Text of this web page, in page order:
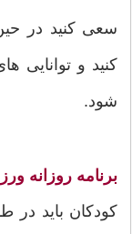
سعی کنید در
کنید و توانایی
شود.
برنامه روزانه
کودکان باید در